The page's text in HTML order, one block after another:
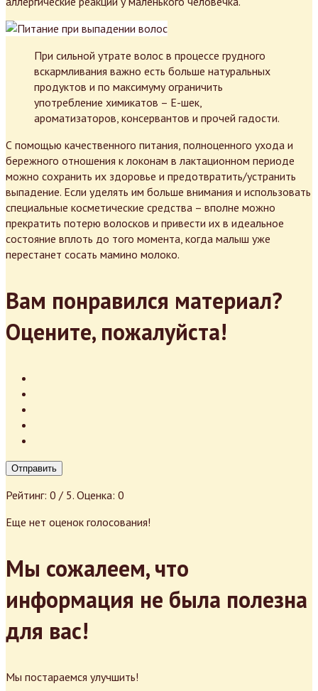
При сильной утрате волос в процессе грудного
вскармливания важно есть больше натуральных
продуктов и по максимуму ограничить
употребление химикатов – Е-шек,
ароматизаторов, консервантов и прочей гадости.
С помощью качественного питания, полноценного ухода и
бережного отношения к локонам в лактационном периоде
можно сохранить их здоровье и предотвратить/устранить
выпадение. Если уделять им больше внимания и использовать
специальные косметические средства – вполне можно
прекратить потерю волосков и привести их в идеальное
состояние вплоть до того момента, когда малыш уже
перестанет сосать мамино молоко.
Вам понравился материал?
Оцените, пожалуйста!
Отправить
Рейтинг: 0 / 5. Оценка: 0
Еще нет оценок голосования!
Мы сожалеем, что
информация не была полезна
для вас!
Мы постараемся улучшить!